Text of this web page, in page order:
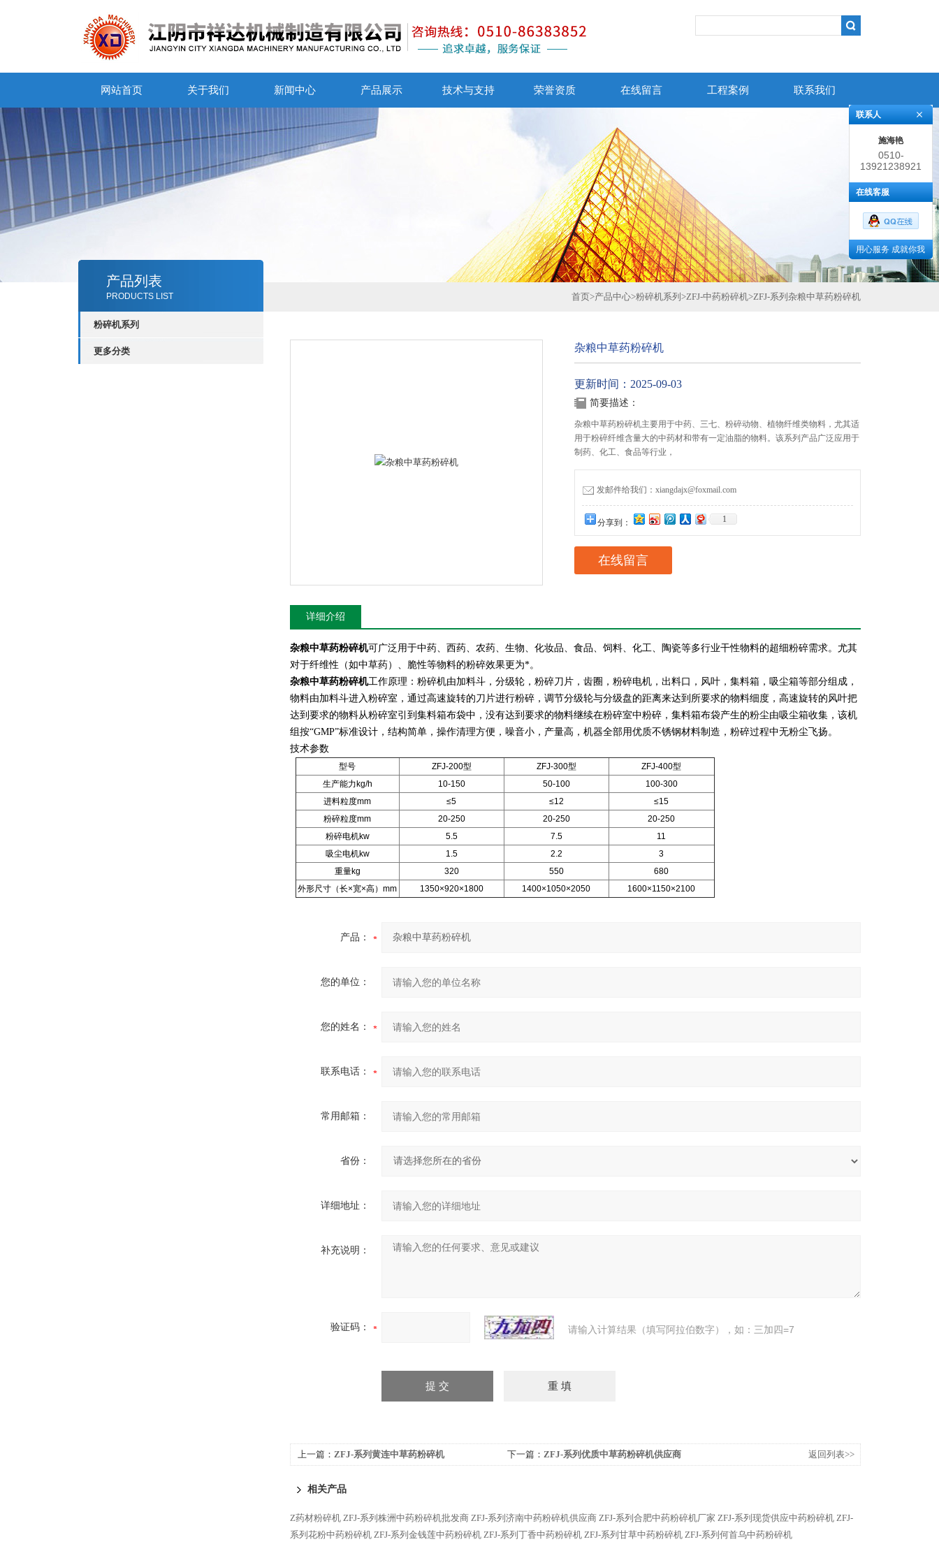
网站首页 关于我们 新闻中心 产品展示 技术与支持 荣誉资质 在线留言 工程案例 联系我们
产品列表
PRODUCTS LIST
粉碎机系列
更多分类
首页>产品中心>粉碎机系列 >ZFJ-中药粉碎机>ZFJ-系列杂粮中草药粉碎机
杂粮中草药粉碎机
更新时间：2025-09-03
简要描述：
杂粮中草药粉碎机主要用于中药、三七、粉碎动物、植物纤维类物料，尤其适
用于粉碎纤维含量大的中药材和带有一定油脂的物料。该系列产品广泛应用于
制药、化工、食品等行业，
发邮件给我们：xiangdajx@foxmail.com
分享到： 1
在线留言
详细介绍
杂粮中草药粉碎机可广泛用于中药、西药、农药、生物、化妆品、食品、饲料、化工、陶瓷等多行业干性物料的超细粉碎需求。尤其
对于纤维性（如中草药）、脆性等物料的粉碎效果更为*。
杂粮中草药粉碎机工作原理：粉碎机由加料斗，分级轮，粉碎刀片，齿圈，粉碎电机，出料口，风叶，集料箱，吸尘箱等部分组成，
物料由加料斗进入粉碎室，通过高速旋转的刀片进行粉碎，调节分级轮与分级盘的距离来达到所要求的物料细度，高速旋转的风叶把
达到要求的物料从粉碎室引到集料箱布袋中，没有达到要求的物料继续在粉碎室中粉碎，集料箱布袋产生的粉尘由吸尘箱收集，该机
组按“GMP”标准设计，结构简单，操作清理方便，噪音小，产量高，机器全部用优质不锈钢材料制造，粉碎过程中无粉尘飞扬。
技术参数
型号 ZFJ-200型 ZFJ-300型
ZFJ-400型
生产能力kg/h
10-150 50-100
100-300
进料粒度mm
≤5 ≤12
≤15
粉碎粒度mm
20-250 20-250
20-250
粉碎电机kw
5.5 7.5
11
吸尘电机kw
1.5 2.2
3
重量kg
320 550
680
外形尺寸（长×宽×高）mm
1350×920×1800 1400×1050×2050 1600×1150×2100
产品：
您的单位：
您的姓名：
联系电话：
常用邮箱：
省份：
详细地址：
补充说明：
验证码： 请输入计算结果（填写阿拉伯数字），如：三加四=7
上一篇： ZFJ-系列黄连中草药粉碎机 下一篇： ZFJ-系列优质中草药粉碎机供应商 返回列表>>
相关产品
Z药材粉碎机 ZFJ-系列株洲中药粉碎机批发商 ZFJ-系列济南中药粉碎机供应商 ZFJ-系列合肥中药粉碎机厂家 ZFJ-系列现货供应中药粉碎机 ZFJ-
系列花粉中药粉碎机 ZFJ-系列金钱莲中药粉碎机 ZFJ-系列丁香中药粉碎机 ZFJ-系列甘草中药粉碎机 ZFJ-系列何首乌中药粉碎机
联系人
施海艳
0510-
86383852
13921238921
在线客服
用心服务 成就你我